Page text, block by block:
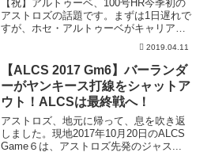
【祝】アルトゥーベ、100号HR今季初の
アストロズの話題です。まずは1日遅れで
すが、ホセ・アルトゥーベがキャリア通
2019.04.11
【ALCS 2017 Gm6】バーランダ
ーがヤンキース打線をシャットア
ウト！ALCSは最終戦へ！
アストロズ、地元に帰って、息を吹き返
しました。現地2017年10月20日のALCS
Game６は、アストロズ先発のジャス...